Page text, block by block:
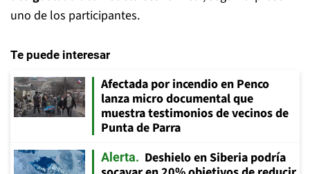
uno de los participantes.
Te puede interesar
Afectada por incendio en Penco
lanza micro documental que
muestra testimonios de vecinos de
Punta de Parra
Alerta
Deshielo en Siberia podría